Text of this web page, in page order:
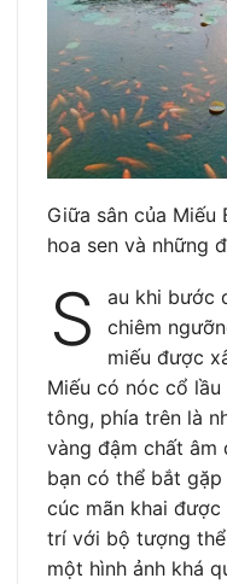
Giữa sân của
hoa sen và những
S
au khi bước
chiêm
miếu được
Miếu có nóc cổ
tông, phía trên là
vàng đậm chất âm
bạn có thể bắt
cúc mãn khai
trí với bộ tượng
một hình ảnh khá